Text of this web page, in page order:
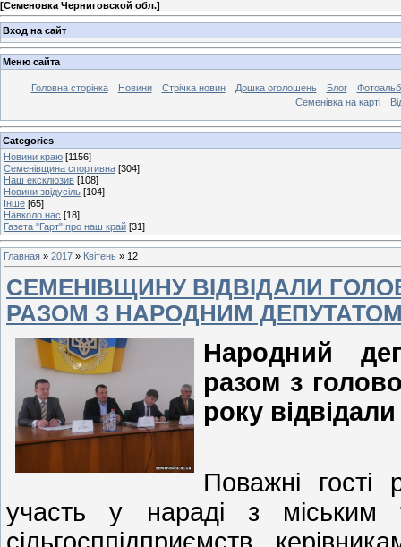
[Семеновка Черниговской обл.]
Вход на сайт
Меню сайта
Головна сторінка Новини Стрічка новин Дошка оголошень Блог
Семенівка на карті
Categories
Новини краю [1156]
Семенівщина спортивна [304]
Наш ексклюзив [108]
Новини звідусіль [104]
Інше [65]
Навколо нас [18]
Газета "Гарт" про наш край [31]
Главная » 2017 » Квітень » 12
СЕМЕНІВЩИНУ ВІДВІДАЛИ
РАЗОМ З НАРОДНИМ
Народний
разом з
року
Поважні гості
участь у нараді з міським
сільгосппідприємств,